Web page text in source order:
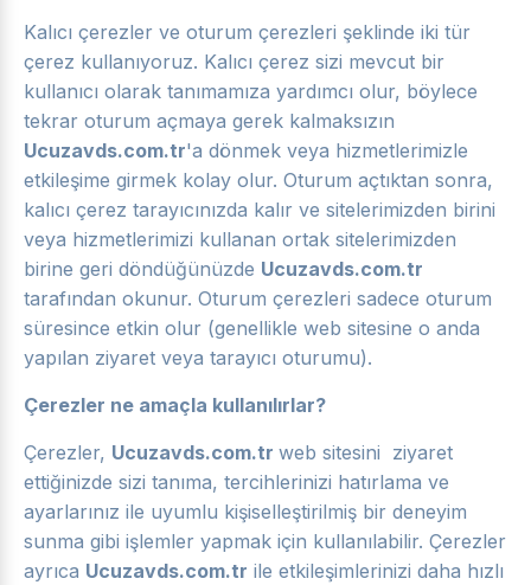
Kalıcı çerezler ve oturum çerezleri şeklinde iki tür
çerez kullanıyoruz. Kalıcı çerez sizi mevcut bir
kullanıcı olarak tanımamıza yardımcı olur, böylece
tekrar oturum açmaya gerek kalmaksızın
Ucuzavds.com.tr'a dönmek veya hizmetlerimizle
etkileşime girmek kolay olur. Oturum açtıktan sonra,
kalıcı çerez tarayıcınızda kalır ve sitelerimizden birini
veya hizmetlerimizi kullanan ortak sitelerimizden
birine geri döndüğünüzde Ucuzavds.com.tr
tarafından okunur. Oturum çerezleri sadece oturum
süresince etkin olur (genellikle web sitesine o anda
yapılan ziyaret veya tarayıcı oturumu).
Çerezler ne amaçla kullanılırlar?
Çerezler, Ucuzavds.com.tr web sitesini ziyaret
ettiğinizde sizi tanıma, tercihlerinizi hatırlama ve
ayarlarınız ile uyumlu kişiselleştirilmiş bir deneyim
sunma gibi işlemler yapmak için kullanılabilir. Çerezler
ayrıca Ucuzavds.com.tr ile etkileşimlerinizi daha hızlı